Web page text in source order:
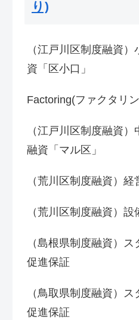
り)
（江戸川区制度融資
資「区小口」
Factoring(ファクタリ
（江戸川区制度融資
融資「マル区」
（荒川区制度融資）
（荒川区制度融資）設
（島根県制度融資）
促進保証
（鳥取県制度融資）
促進保証